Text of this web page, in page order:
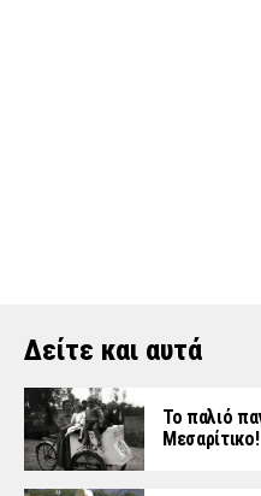
Δείτε και αυτά
Το παλιό
Μεσαρίτικο!